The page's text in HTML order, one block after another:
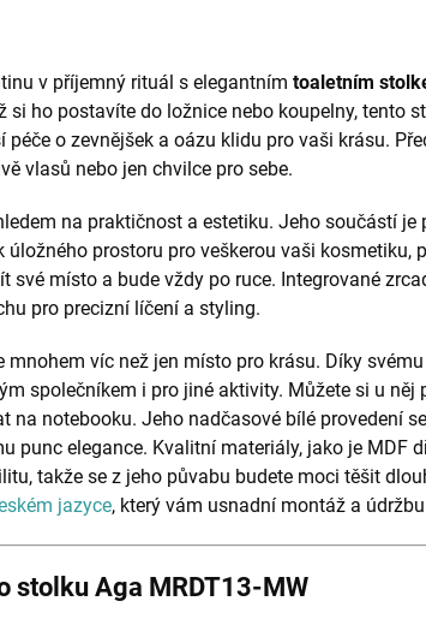
v příjemný rituál s elegantním toaletním
si ho postavíte do ložnice nebo koupelny, tento
o zevnějšek a oázu klidu pro vaši krásu.
vlasů nebo jen chvilce pro sebe.
na praktičnost a estetiku. Jeho součástí je
prostoru pro veškerou vaši kosmetiku,
své místo a bude vždy po ruce. Integrované
pro precizní líčení a styling.
mnohem víc než jen místo pro krásu. Díky
společníkem i pro jiné aktivity. Můžete si u něj
na notebooku. Jeho nadčasové bílé provedení
punc elegance. Kvalitní materiály, jako je MDF
takže se z jeho půvabu budete moci těšit
jazyce, který vám usnadní montáž a
stolku Aga MRDT13-MW